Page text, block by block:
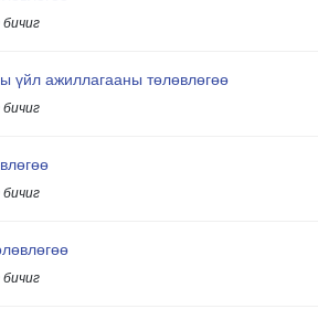
үйл ажиллагааны төлөвлөгөө